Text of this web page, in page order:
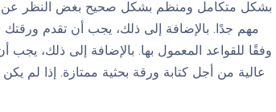
بشكل متكامل ومنظم بشكل صحيح بغض النظر عن
مهم جدًا. بالإضافة إلى ذلك، يجب أن تقدم
وفقًا للقواعد المعمول بها. بالإضافة إلى ذلك،
عالية من أجل كتابة ورقة بحثية ممتازة. إذا لم